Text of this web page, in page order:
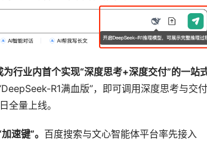
行业内首个实现“深度思考+深度交付”的一站
R1满血版”，即可调用深度思考与交付
全量上线。
速键”。 百度搜索与文心智能体平台率先接入